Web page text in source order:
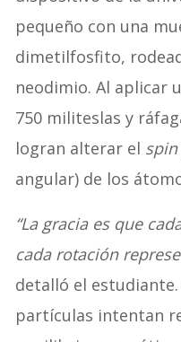
pequeño con una
dimetilfosfito,
neodimio. Al aplicar
750 militeslas y
logran alterar el spin
angular) de los
“La gracia es que
cada rotación
detalló el
partículas intentan